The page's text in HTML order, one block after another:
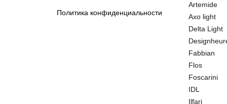
ТУМБОЧКИ
Политика конфиденциальности
Artemide
Axo light
Delta Light
Fabbian
Flos
Foscarini
IDL
Ilfari